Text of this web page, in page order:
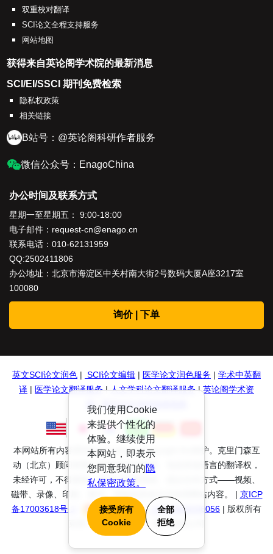
我们使用Cookie
来提供个性化的
体验。继续使用
本网站，即表示
您同意我们的隐
私保密政策。
接受所有
Cookie
全部
拒绝
双重校对翻译
SCI论文全程支持服务
网站地图
获得来自英论阁学术院的最新消息
SCI/EI/SSCI 期刊免费检索
隐私权政策
相关链接
B站号：@英论阁科研作者服务
微信公众号：EnagoChina
办公时间及联系方式
星期一至星期五： 9:00-18:00
电子邮件： request-cn@enago.cn
联系电话： 010-62131959
QQ:2502411806
办公地址：北京市海淀区中关村南大街2号数码大厦A座3217室
100080
询价 | 下单
英文SCI论文润色 SCI论文编辑 医学论文润色服务
学术中英翻
译
医学论文翻译服务|人文学科论文翻译服务|英论阁学术资
源|英文论文润色投稿指南
本网站所有内容受到International Copyright Act保护。克里门森互
动（北京）顾问有限公司保留所有权利、包括其他语言的翻译权，
未经许可，不得复制、存储于检索系统、或以任何方式——视频、
磁带、录像、印刷、复印、录制或其他方式使用网站内容。 |
京ICP
备17003618号-1
京公网安备： 11010802036056
| 版权所有
克里门森互动（北京）顾问有限公司